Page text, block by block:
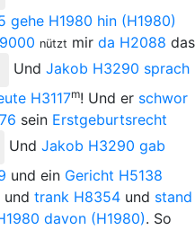
gehe H1980 hin (H1980)
nützt mir da H2088 das
Und Jakob H3290 sprach
H3117m! Und er schwor
sein Erstgeburtsrecht
Und Jakob H3290 gab
und ein Gericht H5138
und trank H8354 und stand
davon (H1980). So